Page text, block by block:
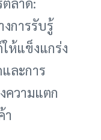
การรับรู้
ห้แข็งแกร่ง
ละการ
ความแตก
า